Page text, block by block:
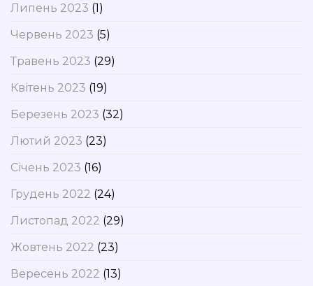
Липень 2023 (1)
Червень 2023 (5)
Травень 2023 (29)
Квітень 2023 (19)
Березень 2023 (32)
Лютий 2023 (23)
Січень 2023 (16)
Грудень 2022 (24)
Листопад 2022 (29)
Жовтень 2022 (23)
Вересень 2022 (13)